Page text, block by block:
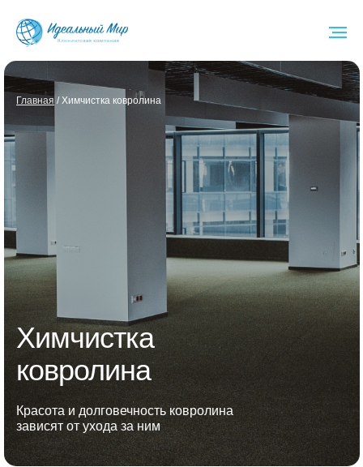
Химчистка
ковролина
Красота и долговечность ковролина
зависят от ухода за ним
Глав ная / Химчистка ковролина